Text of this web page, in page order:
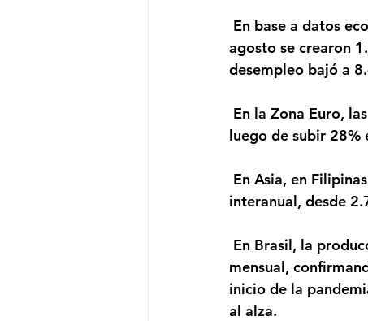
agosto se crearon
desempleo bajó a
luego de subir 28%
interanual, desde
mensual,
inicio de la
al alza.